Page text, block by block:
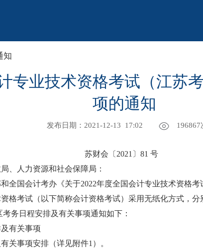
知
专业技术资格考试（江苏
项的通知
发布日期：2021-12-13 17:02 196867
苏财会〔2021〕81 号
、人力资源和社会保障局：
全国会计考办《关于2022年度全国会计专业技术资格考
格考试（以下简称会计资格考试）采用无纸化方式，
务日程安排及有关事项通知如下：
有关事项
关事项安排（详见附件1）。